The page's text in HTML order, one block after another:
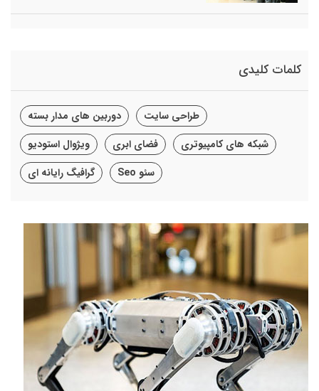
کلمات کلیدی
طراحی سایت
دوربین های مدار بسته
شبکه های کامپیوتری
فضای ابری
ویژوال استودیو
سئو Seo
گرافیگ رایانه ای